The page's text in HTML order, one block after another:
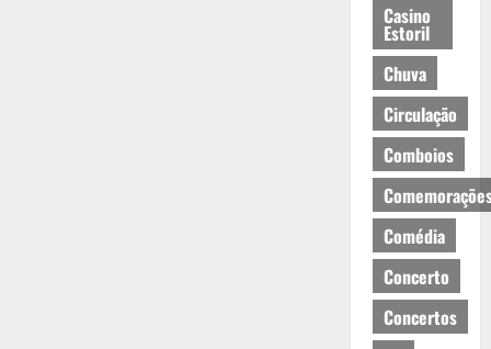
Casino
Estoril
Chuva
Circulação
Comboios
Comédia
Concerto
Concertos